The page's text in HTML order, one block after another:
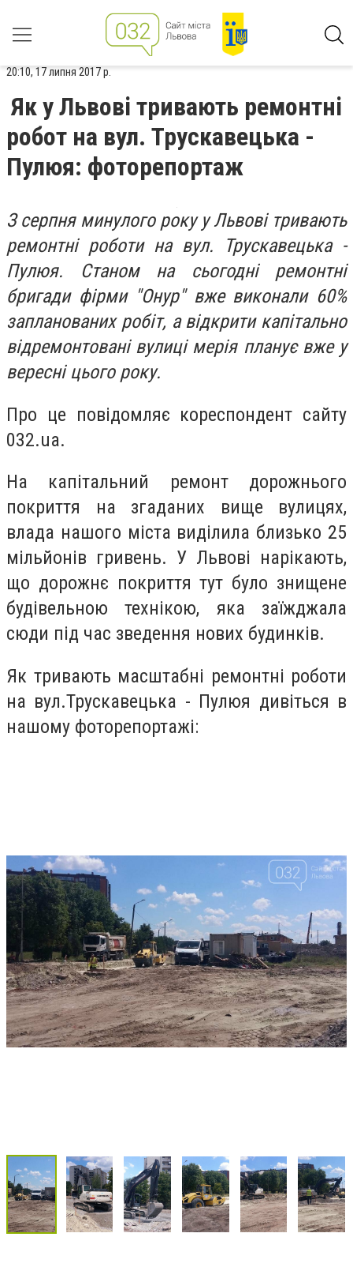
20:10, 17 липня 2017 р.
Як у Львові тривають ремонтні
робот на вул. Трускавецька -
Пулюя: фоторепортаж
З серпня минулого року у Львові тривають
ремонтні роботи на вул. Трускавецька -
Пулюя. Станом на сьогодні ремонтні
бригади фірми "Онур" вже виконали 60%
запланованих робіт, а відкрити капітально
відремонтовані вулиці мерія планує вже у
вересні цього року.
Про це повідомляє кореспондент сайту
032.ua.
На капітальний ремонт дорожнього
покриття на згаданих вище вулицях,
влада нашого міста виділила близько 25
мільйонів гривень. У Львові нарікають,
що дорожнє покриття тут було знищене
будівельною технікою, яка заїжджала
сюди під час зведення нових будинків.
Як тривають масштабні ремонтні роботи
на вул.Трускавецька - Пулюя дивіться в
нашому фоторепортажі: